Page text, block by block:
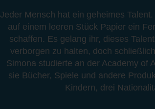
Jeder Mensch hat ein geheimes
auf einem leeren Stück Papier ein
schaffen. Es gelang ihr, dieses
verborgen zu halten, doch
Simona studierte an der Academy of
sie Bücher, Spiele und andere
Kindern, drei